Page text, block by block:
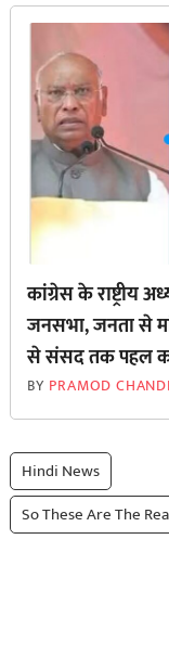
कांग्रेस के राष्ट्रीय
जनसभा, जनता से
से ‌संसद तक पहल
BY PRAMOD
Hindi News
So These Are The